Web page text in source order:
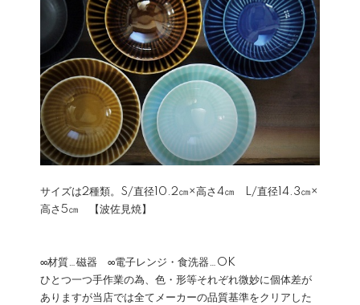
サイズは2種類。S/直径10.2㎝×高さ4㎝ L/直径14.3㎝×
高さ5㎝ 【波佐見焼】
∞材質…磁器 ∞電子レンジ・食洗器…OK
ひとつ一つ手作業の為、色・形等それぞれ微妙に個体差が
ありますが当店では全てメーカーの品質基準をクリアした